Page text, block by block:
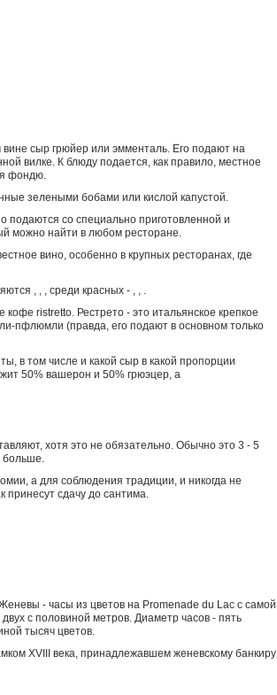
сыр грюйер или эмменталь. Его подают на
вилке. К блюду подается, как правило, местное
фондю.
зелеными бобами или кислой капустой.
подаются со специально приготовленной и
можно найти в любом ресторане.
вино, особенно в крупных ресторанах, где
, , , среди красных - , , .
ristretto. Рестрето - это итальянское крепкое
пфлюмли (правда, его подают в основном только
в том числе и какой сыр в какой пропорции
50% вашерон и 50% грюэцер, а
хотя это не обязательно. Обычно это 3 - 5
больше.
а для соблюдения традиции, и никогда не
принесут сдачу до сантима.
- часы из цветов на Promenade du Lac с самой
с половиной метров. Диаметр часов - пять
тысяч цветов.
XVIII века, принадлежавшем женевскому банкиру